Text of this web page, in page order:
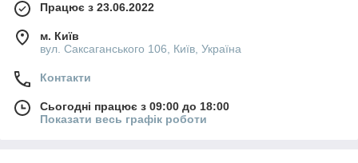
Працює з 23.06.2022
м. Київ
вул. Саксаганського 106, Київ, Україна
Контакти
Сьогодні працює з 09:00 до 18:00
Показати весь графік роботи